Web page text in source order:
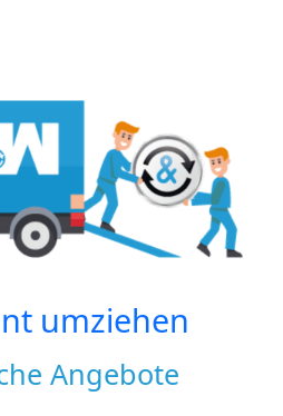
umziehen
Angebote